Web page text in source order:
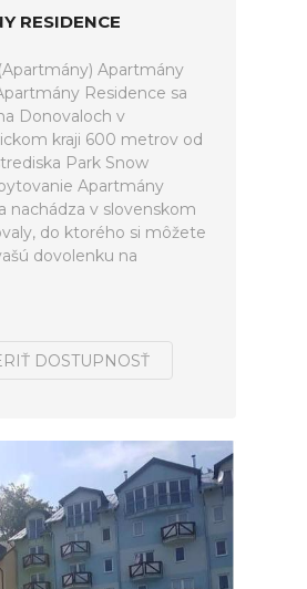
RESIDENCE
Apartmány
Residence sa
Donovaloch v
kraji 600 metrov od
Park Snow
Apartmány
nachádza v slovenskom
do ktorého si môžete
dovolenku na
DOSTUPNOSŤ